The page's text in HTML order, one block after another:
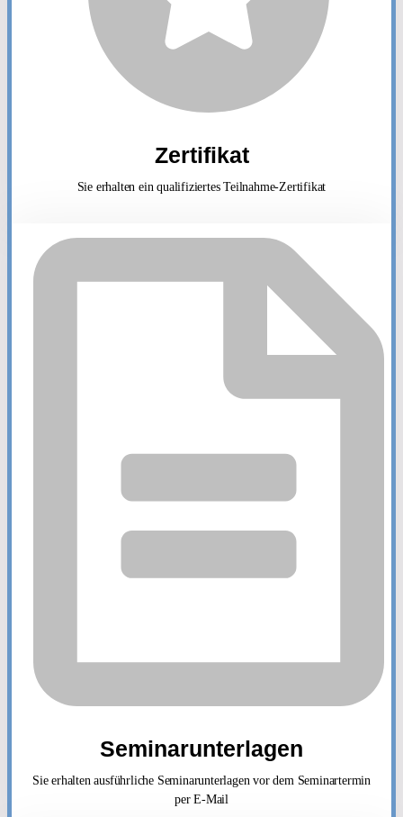
Zertifikat
Sie erhalten ein qualifiziertes Teilnahme-Zertifikat
Seminarunterlagen
Sie erhalten ausführliche Seminarunterlagen vor dem Seminartermin
per E-Mail